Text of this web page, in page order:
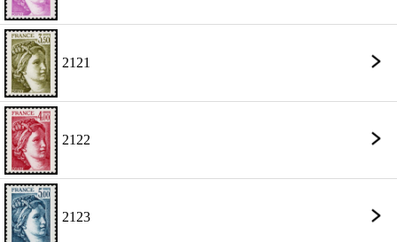
2121
2122
2123